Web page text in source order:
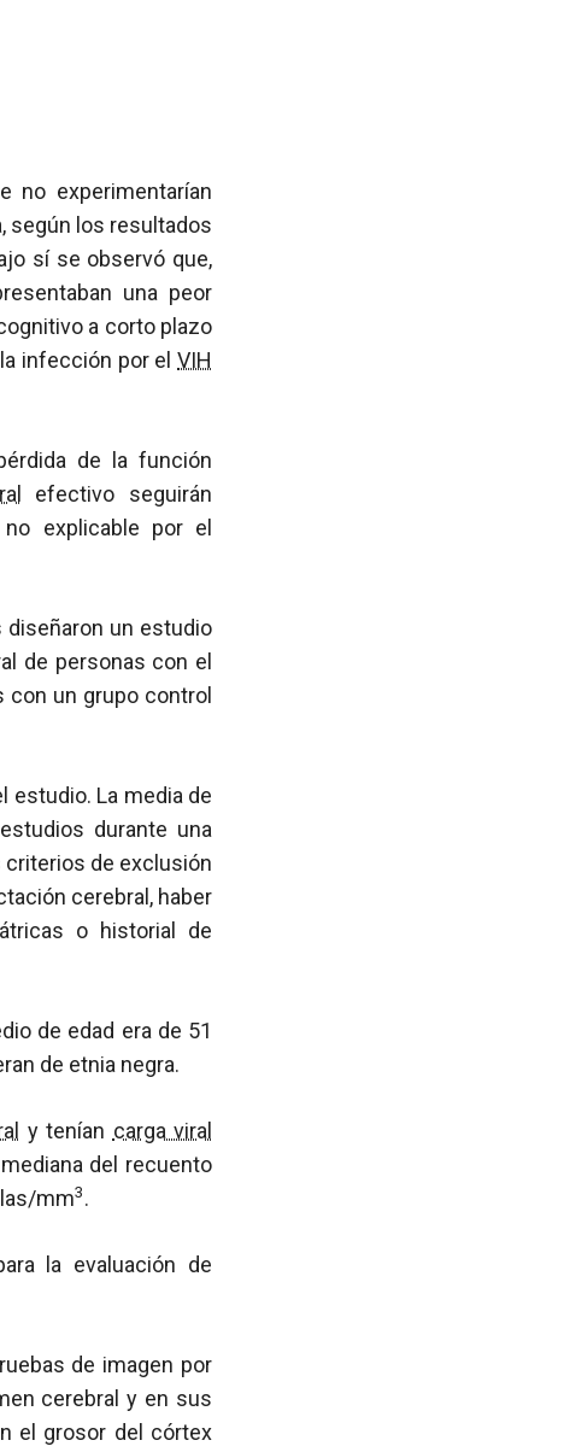
no experimentarían
según los resultados
sí se observó que,
una peor
a corto plazo
infección por el VIH
de la función
efectivo seguirán
explicable por el
diseñaron un estudio
de personas con el
un grupo control
estudio. La media de
durante una
criterios de exclusión
cerebral, haber
o historial de
de edad era de 51
de etnia negra.
y tenían carga viral
del recuento
mm3.
la evaluación de
de imagen por
cerebral y en sus
el grosor del córtex